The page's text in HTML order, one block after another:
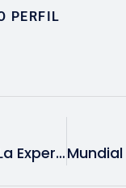
PERFIL
Así Se Vivió La Experiencia Exclusiva De Airbnb Con Hugo Sánchez Que Inauguró La Temporada Mundialista